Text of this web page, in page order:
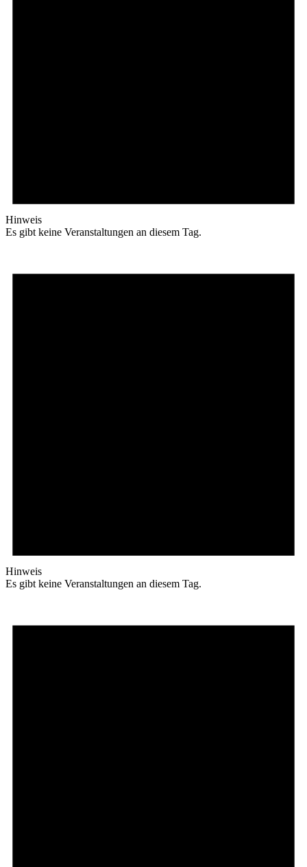
Hinweis
Es gibt keine Veranstaltungen an diesem Tag.
Hinweis
Es gibt keine Veranstaltungen an diesem Tag.